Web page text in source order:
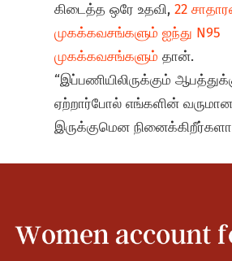
கிடைத்த ஒரே உதவி,22
முகக்கவசங்களும் ஐந்து N95
முகக்கவசங்களும்தான்.
“இப்பணியிலிருக்கும்
ஏற்றார்போல் எங்களின்
இருக்குமென